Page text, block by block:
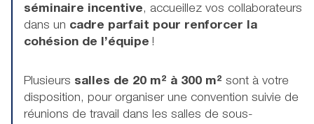
séminaire incentive, accueillez vos collaborateurs
dans un cadre parfait pour renforcer la
cohésion de l’équipe !
Plusieurs salles de 20 m² à 300 m² sont à votre
disposition, pour organiser une convention suivie de
réunions de travail dans les salles de sous-